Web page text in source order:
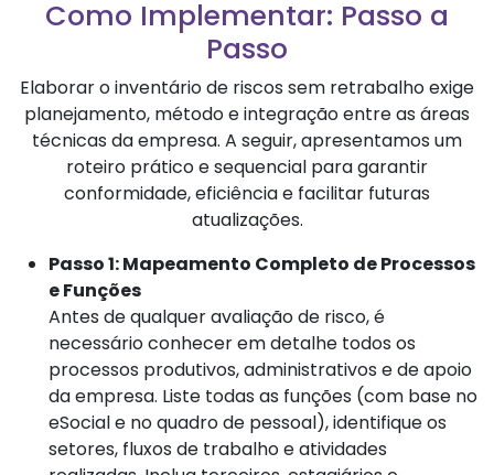
Como Implementar: Passo a
Passo
Elaborar o inventário de riscos sem retrabalho exige
planejamento, método e integração entre as áreas
técnicas da empresa. A seguir, apresentamos um
roteiro prático e sequencial para garantir
conformidade, eficiência e facilitar futuras
atualizações.
Passo 1: Mapeamento Completo de Processos
e Funções
Antes de qualquer avaliação de risco, é
necessário conhecer em detalhe todos os
processos produtivos, administrativos e de apoio
da empresa. Liste todas as funções (com base no
eSocial e no quadro de pessoal), identifique os
setores, fluxos de trabalho e atividades